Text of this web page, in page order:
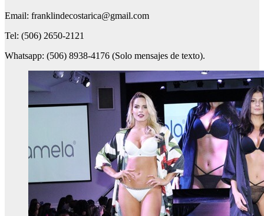
Email: franklindecostarica@gmail.com
Tel: (506) 2650-2121
Whatsapp: (506) 8938-4176 (Solo mensajes de texto).